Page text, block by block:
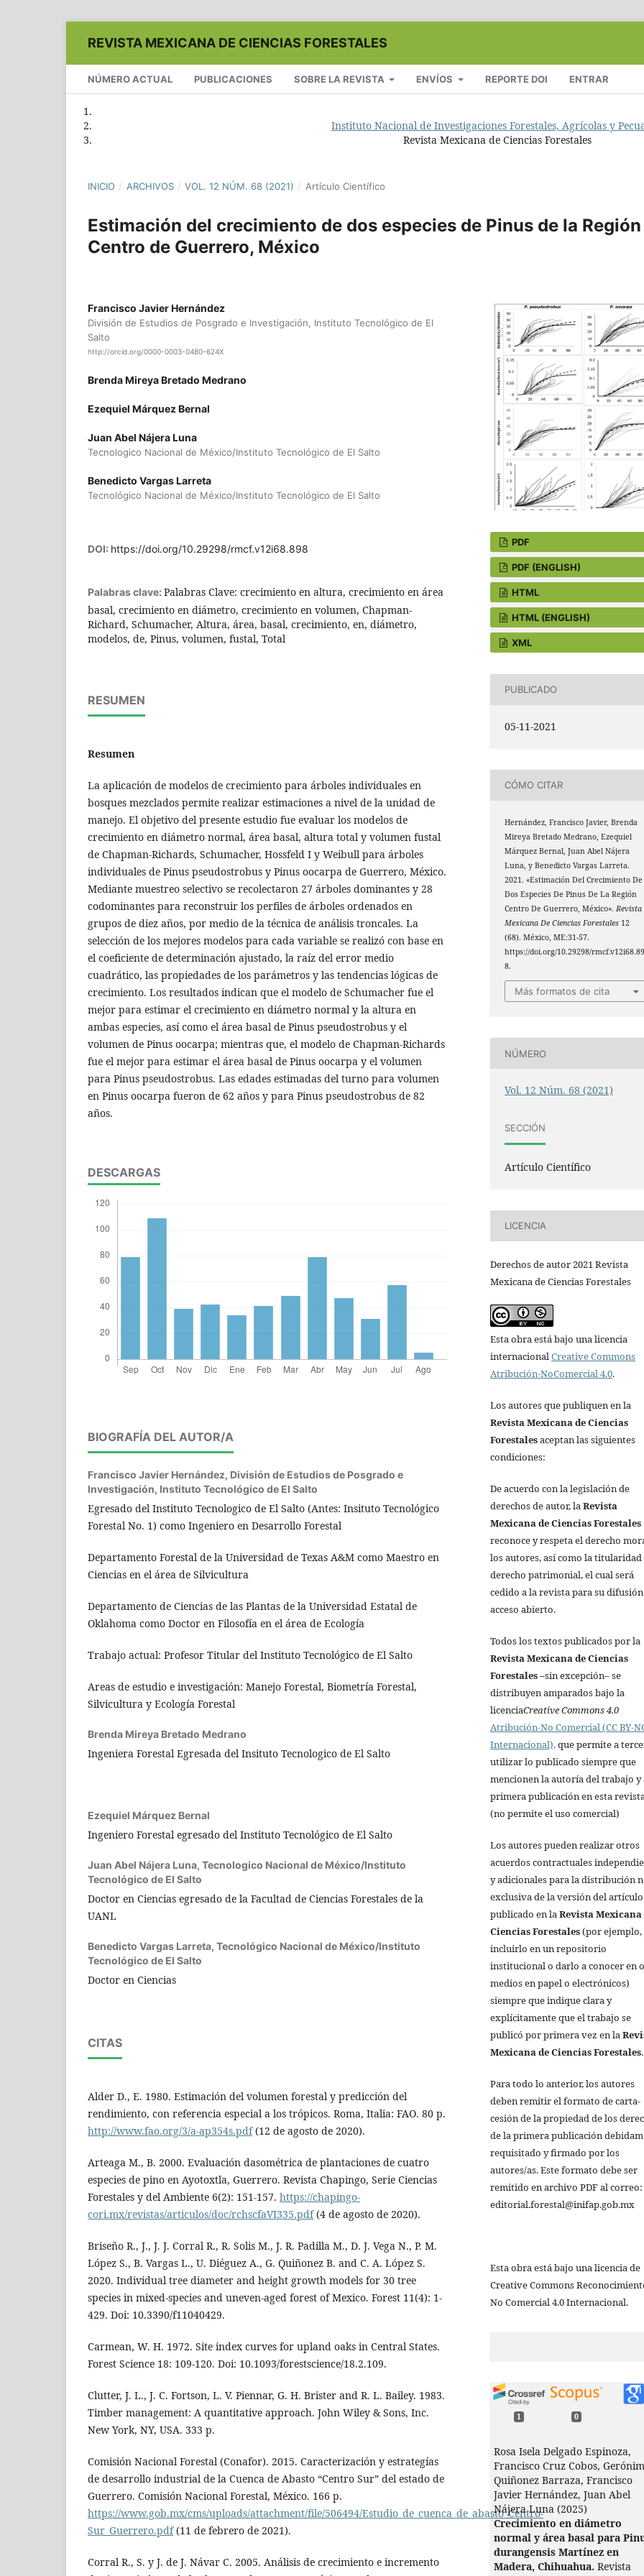
REVISTA MEXICANA DE CIENCIAS FORESTALES
NÚMERO ACTUAL PUBLICACIONES SOBRE LA REVISTA ENVÍOS REPORTE DOI ENTRAR
Instituto Nacional de Investigaciones Forestales, Agrícolas y
Revista Mexicana de Ciencias Forestales
INICIO / ARCHIVOS / VOL. 12 NÚM. 68 (2021) / Artículo Científico
Estimación del crecimiento de dos especies de Pinus de la Región
Centro de Guerrero, México
Francisco Javier Hernández
División de Estudios de Posgrado e Investigación, Instituto Tecnológico de El
Salto
http://orcid.org/0000-0003-0480-624X
Brenda Mireya Bretado Medrano
Ezequiel Márquez Bernal
Juan Abel Nájera Luna
Tecnologico Nacional de México/Instituto Tecnológico de El Salto
Benedicto Vargas Larreta
Tecnológico Nacional de México/Instituto Tecnológico de El Salto
DOI: https://doi.org/10.29298/rmcf.v12i68.898
Palabras clave: Palabras Clave: crecimiento en altura, crecimiento en área
basal, crecimiento en diámetro, crecimiento en volumen, Chapman-
Richard, Schumacher, Altura, área, basal, crecimiento, en, diámetro,
modelos, de, Pinus, volumen, fustal, Total
RESUMEN
Resumen
La aplicación de modelos de crecimiento para árboles individuales en
bosques mezclados permite realizar estimaciones a nivel de la unidad de
manejo. El objetivo del presente estudio fue evaluar los modelos de
crecimiento en diámetro normal, área basal, altura total y volumen fustal
de Chapman-Richards, Schumacher, Hossfeld I y Weibull para árboles
individuales de Pinus pseudostrobus y Pinus oocarpa de Guerrero, México.
Mediante muestreo selectivo se recolectaron 27 árboles dominantes y 28
codominantes para reconstruir los perfiles de árboles ordenados en
grupos de diez años, por medio de la técnica de análisis troncales. La
selección de los mejores modelos para cada variable se realizó con base en
el coeficiente de determinación ajustado, la raíz del error medio
cuadrático, las propiedades de los parámetros y las tendencias lógicas de
crecimiento. Los resultados indican que el modelo de Schumacher fue el
mejor para estimar el crecimiento en diámetro normal y la altura en
ambas especies, así como el área basal de Pinus pseudostrobus y el
volumen de Pinus oocarpa; mientras que, el modelo de Chapman-Richards
fue el mejor para estimar el área basal de Pinus oocarpa y el volumen
para Pinus pseudostrobus. Las edades estimadas del turno para volumen
en Pinus oocarpa fueron de 62 años y para Pinus pseudostrobus de 82
años.
DESCARGAS
BIOGRAFÍA DEL AUTOR/A
Francisco Javier Hernández, División de Estudios de Posgrado e
Investigación, Instituto Tecnológico de El Salto
Egresado del Instituto Tecnologico de El Salto (Antes: Insituto Tecnológico
Forestal No. 1) como Ingeniero en Desarrollo Forestal
Departamento Forestal de la Universidad de Texas A&M como Maestro en
Ciencias en el área de Silvicultura
Departamento de Ciencias de las Plantas de la Universidad Estatal de
Oklahoma como Doctor en Filosofía en el área de Ecología
Trabajo actual: Profesor Titular del Instituto Tecnológico de El Salto
Areas de estudio e investigación: Manejo Forestal, Biometría Forestal,
Silvicultura y Ecología Forestal
Brenda Mireya Bretado Medrano
Ingeniera Forestal Egresada del Insituto Tecnologico de El Salto
Ezequiel Márquez Bernal
Ingeniero Forestal egresado del Instituto Tecnológico de El Salto
Juan Abel Nájera Luna, Tecnologico Nacional de México/Instituto
Tecnológico de El Salto
Doctor en Ciencias egresado de la Facultad de Ciencias Forestales de la
UANL
Benedicto Vargas Larreta, Tecnológico Nacional de México/Instituto
Tecnológico de El Salto
Doctor en Ciencias
CITAS
Alder D., E. 1980. Estimación del volumen forestal y predicción del
rendimiento, con referencia especial a los trópicos. Roma, Italia: FAO. 80 p.
http://www.fao.org/3/a-ap354s.pdf(12 de agosto de 2020).
Arteaga M., B. 2000. Evaluación dasométrica de plantaciones de cuatro
especies de pino en Ayotoxtla, Guerrero. Revista Chapingo, Serie Ciencias
Forestales y del Ambiente 6(2): 151-157. https://chapingo-
cori.mx/revistas/articulos/doc/rchscfaVI335.pdf(4 de agosto de 2020).
Briseño R., J., J. J. Corral R., R. Solis M., J. R. Padilla M., D. J. Vega N., P. M.
López S., B. Vargas L., U. Diéguez A., G. Quiñonez B. and C. A. López S.
2020. Individual tree diameter and height growth models for 30 tree
species in mixed-species and uneven-aged forest of Mexico. Forest 11(4): 1-
429. Doi: 10.3390/f11040429.
Carmean, W. H. 1972. Site index curves for upland oaks in Central States.
Forest Science 18: 109-120. Doi: 10.1093/forestscience/18.2.109.
Clutter, J. L., J. C. Fortson, L. V. Piennar, G. H. Brister and R. L. Bailey. 1983.
Timber management: A quantitative approach. John Wiley & Sons, Inc.
New York, NY, USA. 333 p.
Comisión Nacional Forestal (Conafor). 2015. Caracterización y estrategías
de desarrollo industrial de la Cuenca de Abasto “Centro Sur” del estado de
Guerrero. Comisión Nacional Forestal, México. 166 p.
https://www.gob.mx/cms/uploads/attachment/file/506494/Estudio_de_cuenca_de_abasto_Centro-
Sur_Guerrero.pdf(11 de febrero de 2021).
Corral R., S. y J. de J. Návar C. 2005. Análisis de crecimiento e incremento
PDF
PDF (ENGLISH)
HTML
HTML (ENGLISH)
XML
PUBLICADO
05-11-2021
CÓMO CITAR
Hernández, Francisco Javier, Brenda
Mireya Bretado Medrano, Ezequiel
Márquez Bernal, Juan Abel Nájera
Luna, y Benedicto Vargas Larreta.
2021. «Estimación Del Crecimiento De
Dos Especies De Pinus De La Región
Centro De Guerrero, México».Revista
Mexicana De Ciencias Forestales 12
(68). México, ME:31-57.
https://doi.org/10.29298/rmcf.v12i68.89
8.
Más formatos de cita
NÚMERO
Vol. 12 Núm. 68 (2021)
SECCIÓN
Artículo Científico
LICENCIA
Derechos de autor 2021 Revista
Mexicana de Ciencias Forestales
Esta obra está bajo una licencia
internacional Creative Commons
Atribución-NoComercial 4.0.
Los autores que publiquen en la
Revista Mexicana de Ciencias
Forestalesaceptan las siguientes
condiciones:
De acuerdo con la legislación de
derechos de autor, la Revista
Mexicana de Ciencias Forestales
reconoce y respeta el derecho
los autores, así como la titularidad
derecho patrimonial, el cual será
cedido a la revista para su
acceso abierto.
Todos los textos publicados por la
Revista Mexicana de Ciencias
Forestales–sin excepción– se
distribuyen amparados bajo la
licenciaCreative Commons 4.0
Atribución-No Comercial (CC BY-
Internacional),que permite a
utilizar lo publicado siempre que
mencionen la autoría del trabajo y
primera publicación en esta
(no permite el uso comercial)
Los autores pueden realizar otros
acuerdos contractuales
y adicionales para la distribución
exclusiva de la versión del artículo
publicado en laRevista Mexicana
Ciencias Forestales(por ejemplo,
incluirlo en un repositorio
institucional o darlo a conocer en
medios en papel o electrónicos)
siempre que indique clara y
explícitamente que el trabajo se
publicó por primera vez en la
Mexicana de Ciencias Forestales.
Para todo lo anterior, los autores
deben remitir el formato de carta-
cesión de la propiedad de los
de la primera publicación
requisitado y firmado por los
autores/as. Este formato debe ser
remitido en archivo PDF al correo:
editorial.forestal@inifap.gob.mx
Esta obra está bajo una licencia de
Creative Commons
No Comercial 4.0 Internacional.
1 0
Rosa Isela Delgado Espinoza,
Francisco Cruz Cobos,
Quiñonez Barraza, Francisco
Javier Hernández, Juan Abel
Nájera Luna (2025)
Crecimiento en diámetro
normal y área basal para
durangensis Martínez en
Madera, Chihuahua. Revista